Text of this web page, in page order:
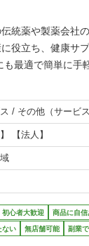
統薬や製薬会社
役立ち、健康サ
最適で簡単に手
/ その他（サービス
【法人】
初心者大歓迎 商品に自信
ない 無店舗可能 副業